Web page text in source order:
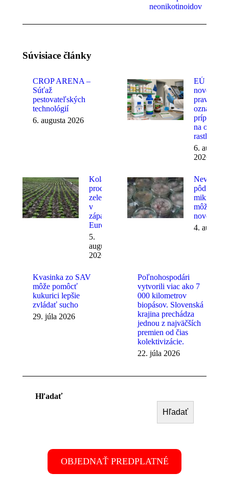
neonikotinoidov
Súvisiace články
CROP ARENA –
Súťaž
pestovateľských
technológií
6. augusta 2026
EÚ
nové
pravidlá
prípravkov
na ochranu
rastlín
6. augusta
2026
Kolaps
produkcie
zeleniny
v
západnej
Európe
5.
augusta
2026
pôdnych
môže
nové
4. augusta
Kvasinka zo SAV
môže pomôcť
kukurici lepšie
zvládať sucho
29. júla 2026
Poľnohospodári
vytvorili viac ako 7
000 kilometrov
biopásov. Slovenská
krajina prechádza
jednou z najväčších
premien od čias
kolektivizácie.
22. júla 2026
Hľadať
Hľadať
OBJEDNAŤ PREDPLATNÉ